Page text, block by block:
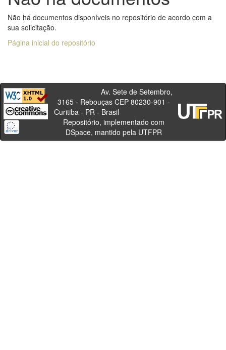
Não há documentos disponíveis no repositório de acordo com a
sua solicitação.
Página inicial do repositório
Av. Sete de Setembro,
3165 - Rebouças CEP 80230-901 -
Curitiba - PR - Brasil
Repositório, implementado com
DSpace, mantido pela UTFPR